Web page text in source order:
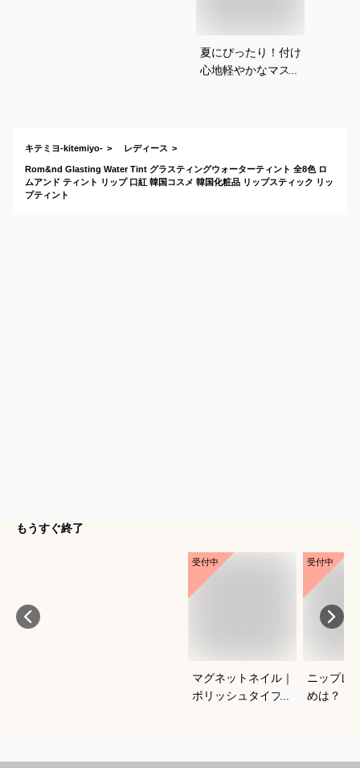
夏にぴったり！付け
心地軽やかなマスク
キテミヨ-kitemiyo- レディース
Rom&nd Glasting Water Tint グラスティングウォーターティント 全8色 ロ
ムアンド ティント リップ 口紅 韓国コスメ 韓国化粧品 リップスティック リッ
プティント
もうすぐ終了
受付中
マグネットネイル｜
ポリッシュタイプで
受付中
ニップレ
めは？